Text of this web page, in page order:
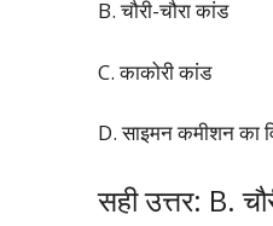
B. चौरी-चौरा कांड
C. काकोरी कांड
D. साइमन कमीशन का
सही उत्तर: B.